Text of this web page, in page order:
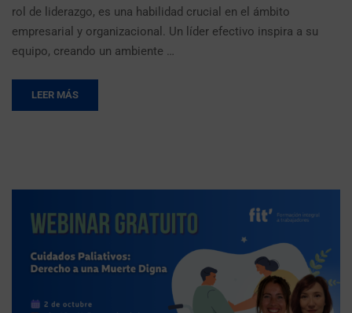
rol de liderazgo, es una habilidad crucial en el ámbito
empresarial y organizacional. Un líder efectivo inspira a su
equipo, creando un ambiente …
LEER MÁS